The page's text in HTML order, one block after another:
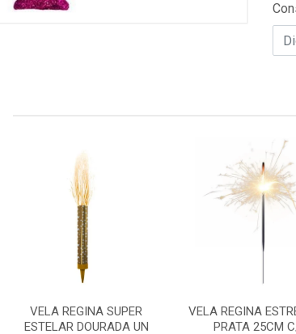
VELA REGINA SUPER
ESTELAR DOURADA UN
VELA REGINA
PRATA 25CM